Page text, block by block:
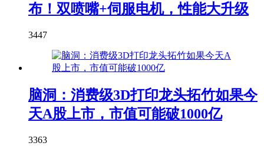
布！双喷嘴+伺服电机，性能大升级
3447
脑洞：消费级3D打印龙头拓竹如果今
天A股上市，市值可能破1000亿
3363